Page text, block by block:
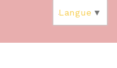
Langue ▼